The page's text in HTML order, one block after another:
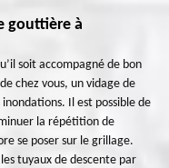
gouttière à
soit accompagné de bon
chez vous, un vidage de
Il est possible de
la répétition de
se poser sur le grillage.
tuyaux de descente par